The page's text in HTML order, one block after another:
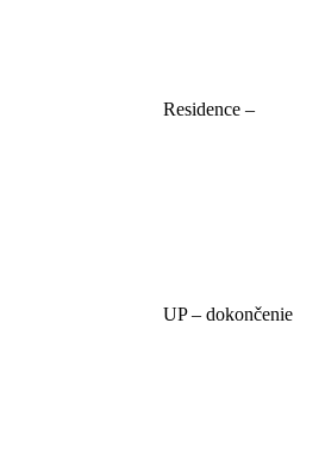
Residence –
UP – dokončenie